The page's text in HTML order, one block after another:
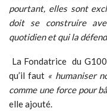
pourtant, elles sont
doit se construire
quotidien et qui la
La Fondatrice du
qu’il faut « humaniser
comme une force pour
elle ajouté.